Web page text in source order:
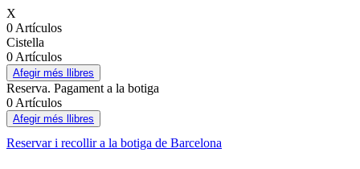
X
0 Artículos
Cistella
0 Artículos
Afegir més llibres
Reserva. Pagament a la botiga
0 Artículos
Afegir més llibres
Reservar i recollir a la botiga de Barcelona